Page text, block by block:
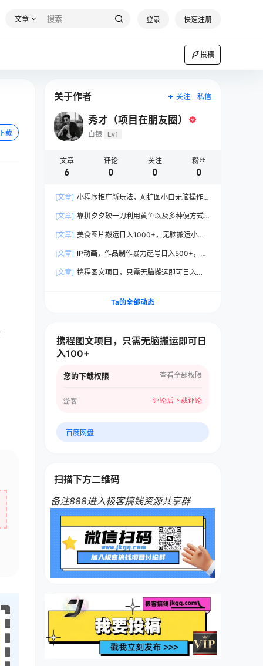
文章 登录 快速注册
投稿
载
关于作者 关注 私信
秀才（项目在朋友圈）
白银 Lv1
文章
6
评论
0
关注
0
粉丝
0
[文章] 小程序推广新玩法，AI扩图小白无脑操作，
[文章] 靠拼夕夕砍一刀利用黄鱼以及多种便方式
程
[文章] 美食图片搬运日入1000+，无脑搬运小白
[文章] IP动画，作品制作暴力起号日入500+，小
[文章] 携程图文项目，只需无脑搬运即可日入
Ta的全部动态
携程图文项目，只需无脑搬运即可日
入100+
您的下载权限 查看全部权限
游客 评论后下载评论
百度网盘
扫描下方二维码
备注888进入极客搞钱资源共享群